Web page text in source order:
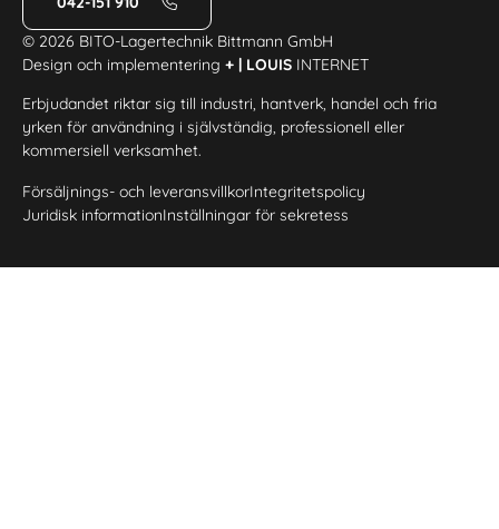
© 2026 BITO-Lagertechnik Bittmann GmbH
Design och implementering+ | LOUIS INTERNET
Erbjudandet riktar sig till industri, hantverk, handel och fria
yrken för användning i självständig, professionell eller
kommersiell verksamhet.
Försäljnings- och leveransvillkorIntegritetspolicy
Juridisk informationInställningar för sekretess